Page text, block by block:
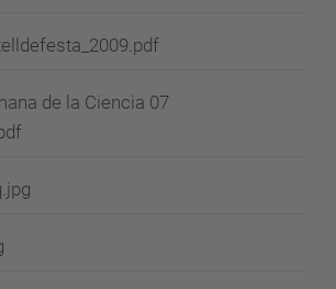
de la Ciencia 07